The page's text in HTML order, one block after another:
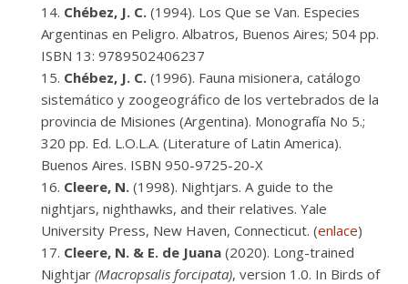
Chébez, J. C. (1994). Los Que se Van. Especies
Argentinas en Peligro. Albatros, Buenos Aires; 504 pp.
ISBN 13: 9789502406237
Chébez, J. C. (1996). Fauna misionera, catálogo
sistemático y zoogeográfico de los vertebrados de la
provincia de Misiones (Argentina). Monografía No 5.;
320 pp. Ed. L.O.L.A. (Literature of Latin America).
Buenos Aires. ISBN 950-9725-20-X
Cleere, N. (1998). Nightjars. A guide to the
nightjars, nighthawks, and their relatives. Yale
University Press, New Haven, Connecticut. (enlace)
Cleere, N. & E. de Juana (2020). Long-trained
Nightjar (Macropsalis forcipata), version 1.0. In Birds of